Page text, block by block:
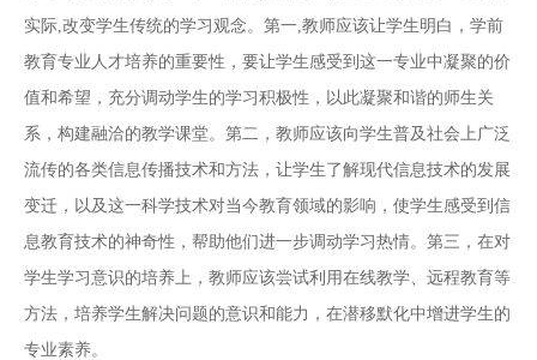
实际,改变学生传统的学习观念。第一,教师应该让学生明白，学前
教育专业人才培养的重要性，要让学生感受到这一专业中凝聚的价
值和希望，充分调动学生的学习积极性，以此凝聚和谐的师生关
系，构建融洽的教学课堂。第二，教师应该向学生普及社会上广泛
流传的各类信息传播技术和方法，让学生了解现代信息技术的发展
变迁，以及这一科学技术对当今教育领域的影响，使学生感受到信
息教育技术的神奇性，帮助他们进一步调动学习热情。第三，在对
学生学习意识的培养上，教师应该尝试利用在线教学、远程教育等
方法，培养学生解决问题的意识和能力，在潜移默化中增进学生的
专业素养。